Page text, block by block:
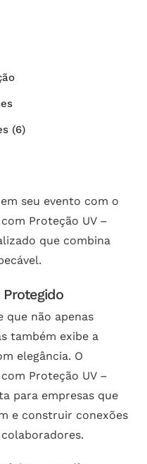
(6)
seu evento com o
Proteção UV –
que combina
Protegido
que não apenas
também exibe a
elegância. O
Proteção UV –
para empresas que
e construir conexões